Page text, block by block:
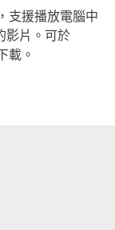
支援播放電腦中
影片。可於
載。